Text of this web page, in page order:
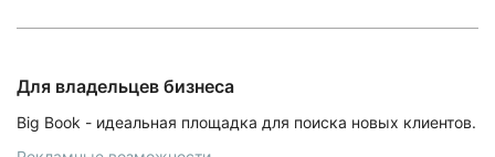
Для владельцев бизнеса
Big Book - идеальная площадка для поиска новых клиентов.